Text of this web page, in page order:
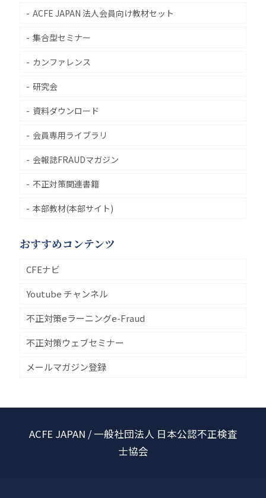
ACFE JAPAN 法人会員向け教材セット
集合型セミナー
カンファレンス
研究会
資料ダウンロード
会員専用ライブラリ
会報誌FRAUDマガジン
不正対策関連書籍
本部教材(本部サイト)
おすすめコンテンツ
CFEナビ
Youtube チャンネル
不正対策eラーニングe-Fraud
不正対策ウェブセミナー
メールマガジン登録
ACFE JAPAN / 一般社団法人 日本公認不正検査
士協会